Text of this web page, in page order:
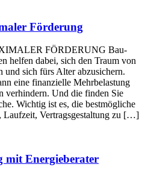
Förderung
FÖRDERUNG Bau-
helfen dabei, sich den Traum von
und sich fürs Alter abzusichern.
eine finanzielle Mehrbelastung
verhindern. Und die finden Sie
Wichtig ist es, die bestmögliche
Vertragsgestaltung zu […]
mit Energieberater